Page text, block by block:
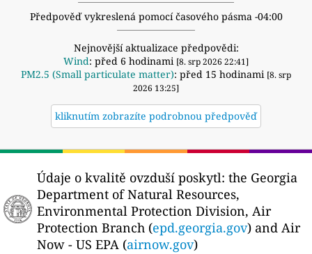
Předpověď vykreslená pomocí časového pásma -04:00
Nejnovější aktualizace předpovědi:
Wind: před 6 hodinami [8. srp 2026 22:41]
PM2.5 (Small particulate matter): před 15 hodinami [8. srp
2026 13:25]
kliknutím zobrazíte podrobnou předpověď
Údaje o kvalitě ovzduší poskytl: the Georgia
Department of Natural Resources,
Environmental Protection Division, Air
Protection Branch (epd.georgia.gov) and Air
Now - US EPA (airnow.gov)